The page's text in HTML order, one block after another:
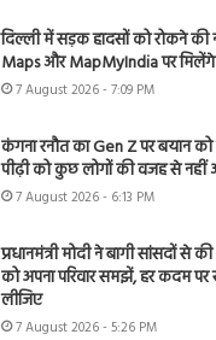
दिल्ली में सड़क हादसों को रोकने
Maps और MapMyIndia पर
7 August 2026 - 7:09 PM
कंगना रनौत का Gen Z पर बयान
पीढ़ी को कुछ लोगों की वजह से नहीं
7 August 2026 - 6:13 PM
प्रधानमंत्री मोदी ने बागी सांसदों से
को अपना परिवार समझें, हर कदम
लीजिए
7 August 2026 - 5:26 PM